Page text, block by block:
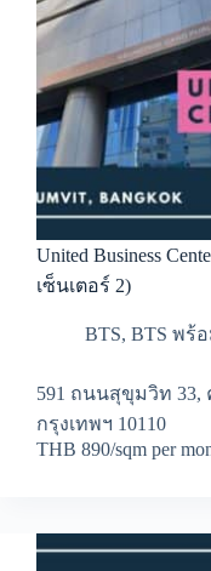
United Business
เซ็นเตอร์ 2)
BTS, BTS พร้
591 ถนนสุขุมวิท
กรุงเทพฯ 10110
THB 890/sqm per